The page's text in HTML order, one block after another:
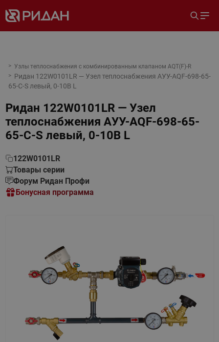
Узлы теплоснабжения с комбинированным клапаном AQT(F)-R
Ридан 122W0101LR — Узел теплоснабжения АУУ-AQF-698-65-
65-C-S левый, 0-10В L
Ридан 122W0101LR — Узел
теплоснабжения АУУ-AQF-698-65-
65-C-S левый, 0-10В L
122W0101LR
Товары серии
Форум Ридан Профи
Бонусная программа